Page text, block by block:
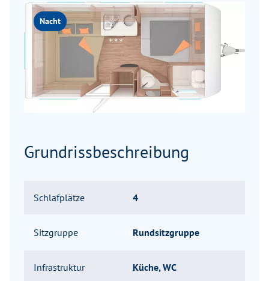
Nacht
Grundrissbeschreibung
Schlafplätze 4
Sitzgruppe Rundsitzgruppe
Infrastruktur Küche, WC